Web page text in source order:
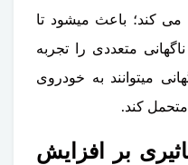
کند؛ باعث میشود تا
متعددی را تجربه
میتوانند به خودروی
کند.
بر افزایش